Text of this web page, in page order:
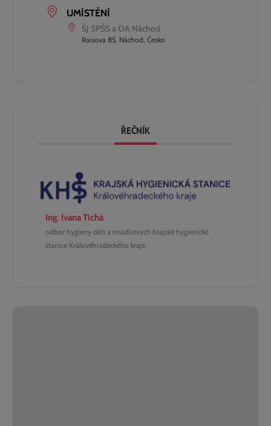
UMÍSTĚNÍ
ŠJ SPŠS a OA Náchod
Raisova 85, Náchod, Česko
ŘEČNÍK
Ing. Ivana Tichá
odbor hygieny dětí a mladistvých Krajské hygienické
stanice Královéhradeckého kraje